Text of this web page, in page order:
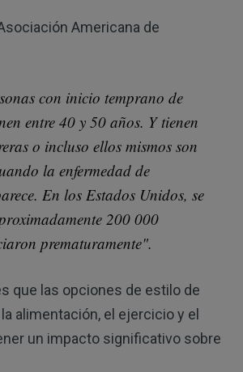
Americana de
con inicio temprano de
entre 40 y 50 años. Y tienen
o incluso ellos mismos son
la enfermedad de
En los Estados Unidos, se
200 000
prematuramente".
que las opciones de estilo de
alimentación, el ejercicio y el
un impacto significativo sobre